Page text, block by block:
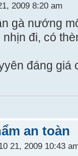
2009 8:20 am
gà nướng
đi, có
đáng giá
an toàn
21, 2009 10:43